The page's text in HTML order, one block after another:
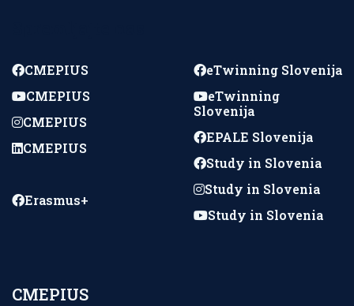
CMEPIUS
CMEPIUS
CMEPIUS
CMEPIUS
Erasmus+
eTwinning Slovenija
eTwinning
Slovenija
EPALE Slovenija
Study in Slovenia
Study in Slovenia
Study in Slovenia
CMEPIUS